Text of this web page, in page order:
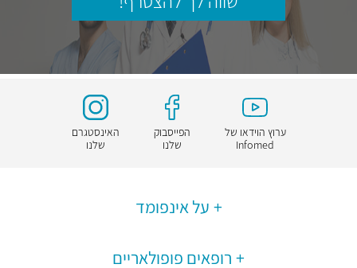
ערוץ הוידאו של
Infomed
הפייסבוק
שלנו
האינסטגרם
שלנו
על אינפומד
רופאים פופולאריים